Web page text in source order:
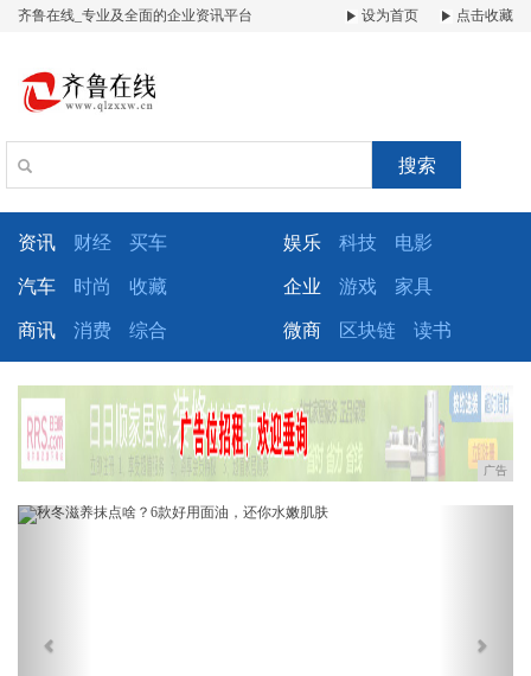
齐鲁在线_专业及全面的企业资讯平台 设为首页 点击收藏
搜索
资讯 财经 买车 娱乐 科技 电影
汽车 时尚 收藏 企业 游戏 家具
商讯 消费 综合 微商 区块链 读书
广告
Previous